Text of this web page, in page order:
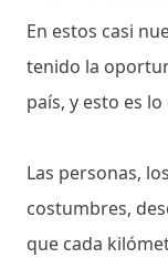
En estos casi
tenido la
país, y esto es
Las personas,
costumbres,
que cada